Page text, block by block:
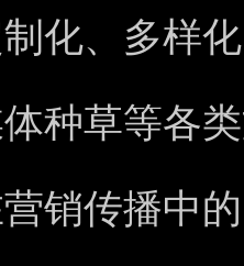
化、多样
种草等各
销传播中